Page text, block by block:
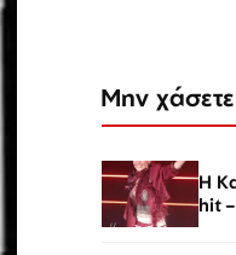
Μην χάσετε
Η
hit